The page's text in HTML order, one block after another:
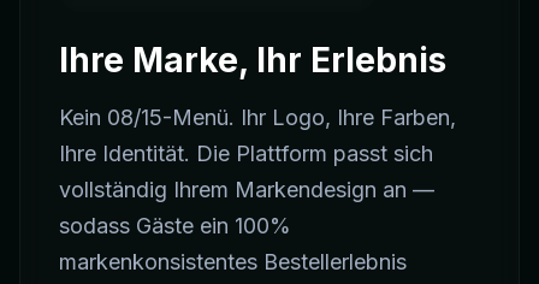
Ihre Marke, Ihr Erlebnis
Kein 08/15-Menü. Ihr Logo, Ihre Farben,
Ihre Identität. Die Plattform passt sich
vollständig Ihrem Markendesign an —
sodass Gäste ein 100%
markenkonsistentes Bestellerlebnis